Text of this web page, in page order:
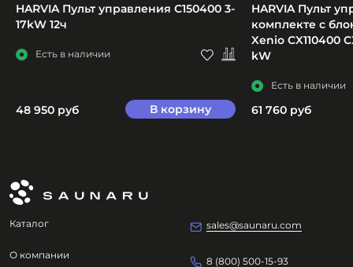
HARVIA Пульт управления C150400 3-
17kW 12ч
Есть в наличии
48 950 руб В корзину
HARVIA Пульт
комплекте с
Xenio CX110400
kW
Есть в наличии
61 760 руб
Каталог
О компании
sales@saunaru.com
8 (800) 500-15-93